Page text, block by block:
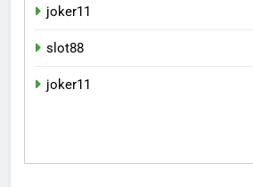
joker11
slot88
joker11